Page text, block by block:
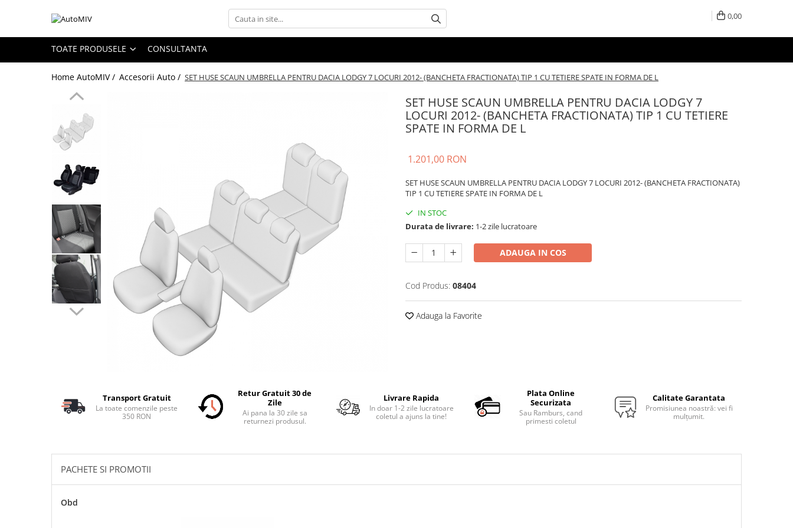
Toate Produsele
Oferta Saptamanii
Butoane Reglare Oglinzi
Seturi Butoane
Butoane Blocare/Deblocare
Buton Frana
Buton Clapeta Rezervor
Buton Portbagaj
Alte Butoane/Comutatoare
Butoane Semnalizare
Schimbatoare Viteze
Accesorii Auto
Accesorii Auto Exterior
Tavite Portbagaj Dedicate
Covorase Auto/ Presuri Auto
Seturi Interior
Accesorii Siguranta Auto
0,00
TOATE PRODUSELE CONSULTANTA
Home AutoMIV / Accesorii Auto / SET HUSE SCAUN UMBRELLA PENTRU DACIA LODGY 7 LOCURI 2012- (BANCHETA FRACTIONATA) TIP 1 CU TETIERE SPATE IN FORMA DE L
SET HUSE SCAUN UMBRELLA PENTRU DACIA LODGY 7
LOCURI 2012- (BANCHETA FRACTIONATA) TIP 1 CU TETIERE
SPATE IN FORMA DE L
1.201,00 RON
SET HUSE SCAUN UMBRELLA PENTRU DACIA LODGY 7 LOCURI 2012- (BANCHETA FRACTIONATA)
TIP 1 CU TETIERE SPATE IN FORMA DE L
IN STOC
Durata de livrare: 1-2 zile lucratoare
ADAUGA IN COS
Cod Produs: 08404
Adauga la Favorite
Transport Gratuit
La toate comenzile peste
350 RON
Retur Gratuit 30 de
Zile
Ai pana la 30 zile sa
returnezi produsul.
Livrare Rapida
In doar 1-2 zile lucratoare
coletul a ajuns la tine!
Plata Online
Securizata
Sau Ramburs, cand
primesti coletul
Calitate Garantata
Promisiunea noastră: vei fi
mulțumit.
PACHETE SI PROMOTII
Obd